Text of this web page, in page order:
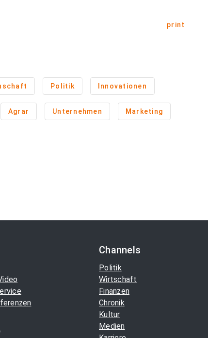
print
Politik Innovationen
Agrar Unternehmen Marketing
Channels
Politik
Wirtschaft
Finanzen
Chronik
Kultur
Medien